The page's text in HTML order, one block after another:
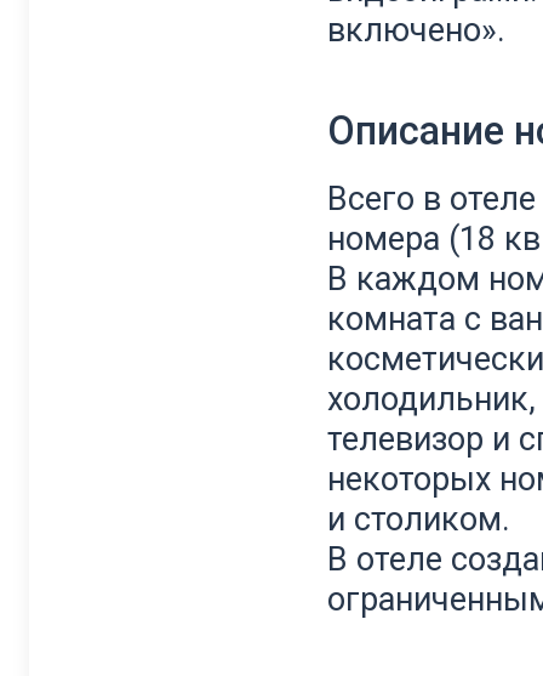
включено».
Описание
Всего в отеле
номера (18 кв
В каждом
комната с
холодильник,
телевизор и
некоторых
и столиком.
В отеле